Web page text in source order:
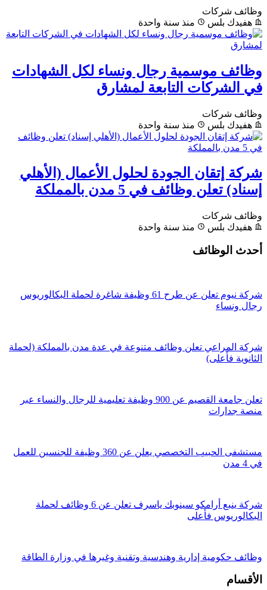
وظائف شركات
هفيدك بلس
منذ سنة واحدة
وظائف موسمية رجال ونساء لكل الشهادات
في الشركات التابعة لمشارق
وظائف شركات
هفيدك بلس
منذ سنة واحدة
شركة إتقان الجودة لحلول الأعمال (الأهلي
إسناد) تعلن وظائف في 5 مدن بالمملكة
وظائف شركات
هفيدك بلس
منذ سنة واحدة
أحدث الوظائف
شركة نيوم تعلن عن طرح 61 وظيفة شاغرة لحملة البكالوريوس
رجال ونساء
شركة المراعي تعلن وظائف متنوعة في عدة مدن بالمملكة (لحملة
الثانوية فأعلى)
تعلن جامعة القصيم عن 900 وظيفة تعليمية للرجال والنساء عبر
منصة جدارات
مستشفى الحبيب التخصصي يعلن عن 360 وظيفة للجنسين للعمل
في 4 مدن
شركة ينبع أرامكو سينوبك ياسرف تعلن عن 6 وظائف لحملة
البكالوريوس فأعلى
وظائف حكومية إدارية وهندسية وتقنية وغيرها في وزارة الطاقة
الأقسام